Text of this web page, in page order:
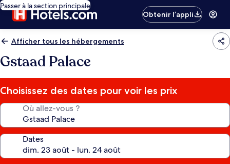
Passer à la section principale
Obtenir l’appli
Afficher tous les hébergements
Gstaad Palace
Choisissez des dates pour voir les prix
Où allez-vous ?
Dates